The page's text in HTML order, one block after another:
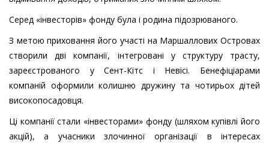
Серед «інвесторів» фонду була і родина підозрюваного.
З метою приховання його участі на Маршаллових Островах
створили дві компанії, інтегровані у структуру трасту,
зареєстрованого у Сент-Кітс і Невісі. Бенефіціарами
компаній оформили колишню дружину та чотирьох дітей
високопосадовця.
Ці компанії стали «інвесторами» фонду (шляхом купівлі його
акцій), а учасники злочинної організації в інтересах